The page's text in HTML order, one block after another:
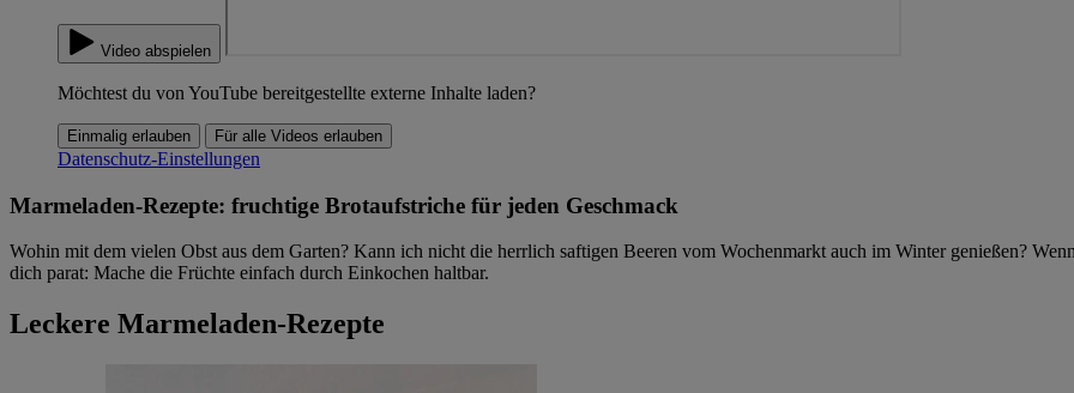
Video abspielen
Möchtest du von YouTube bereitgestellte externe Inhalte laden?
Einmalig erlauben Für alle Videos erlauben
Datenschutz-Einstellungen
Marmeladen-Rezepte: fruchtige Brotaufstriche für jeden Geschmack
Wohin mit dem vielen Obst aus dem Garten? Kann ich nicht die herrlich saftigen Beeren vom Wochenmarkt auch im Winter genießen?
dich parat: Mache die Früchte einfach durch Einkochen haltbar.
Leckere Marmeladen-Rezepte